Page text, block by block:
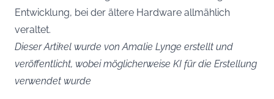
Entwicklung, bei der ältere Hardware allmählich
veraltet.
Dieser Artikel wurde von Amalie Lynge erstellt und
veröffentlicht, wobei möglicherweise KI für die Erstellung
verwendet wurde